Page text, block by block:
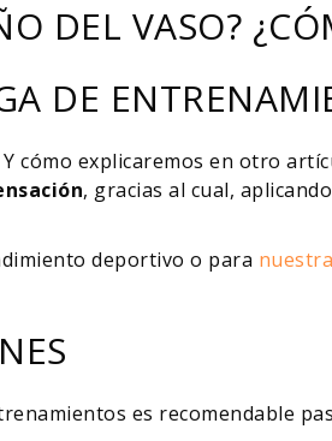
DEL VASO?
DE
Y cómo explicaremos en otro
, gracias al cual,
deportivo o para
es recomendable